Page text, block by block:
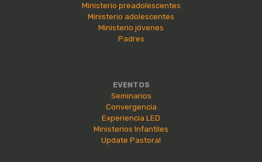
Ministerio preadolescentes
Ministerio adolescentes
Ministerio jóvenes
Padres
EVENTOS
Seminarios
Convergencia
Experiencia LED
Ministerios Infantiles
Update Pastoral